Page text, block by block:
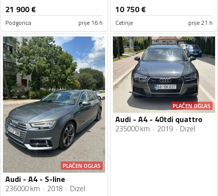
21 900€
Podgorica prije 16 h
10 750€
Cetinje prije 21 h
PLAĆEN OGLAS
Audi - A4 - S-line
236000 km 2018 Dizel
PLAĆEN OGLAS
Audi - A4 - 40tdi quattro
235000 km 2019 Dizel